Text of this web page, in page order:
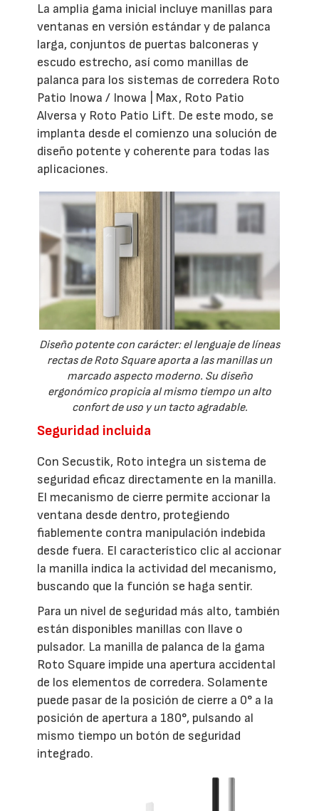
La amplia gama inicial incluye manillas para
ventanas en versión estándar y de palanca
larga, conjuntos de puertas balconeras y
escudo estrecho, así como manillas de
palanca para los sistemas de corredera Roto
Patio Inowa / Inowa | Max, Roto Patio
Alversa y Roto Patio Lift. De este modo, se
implanta desde el comienzo una solución de
diseño potente y coherente para todas las
aplicaciones.
Diseño potente con carácter: el lenguaje de líneas
rectas de Roto Square aporta a las manillas un
marcado aspecto moderno. Su diseño
ergonómico propicia al mismo tiempo un alto
confort de uso y un tacto agradable.
Seguridad incluida
Con Secustik, Roto integra un sistema de
seguridad eficaz directamente en la manilla.
El mecanismo de cierre permite accionar la
ventana desde dentro, protegiendo
fiablemente contra manipulación indebida
desde fuera. El característico clic al accionar
la manilla indica la actividad del mecanismo,
buscando que la función se haga sentir.
Para un nivel de seguridad más alto, también
están disponibles manillas con llave o
pulsador. La manilla de palanca de la gama
Roto Square impide una apertura accidental
de los elementos de corredera. Solamente
puede pasar de la posición de cierre a 0° a la
posición de apertura a 180°, pulsando al
mismo tiempo un botón de seguridad
integrado.